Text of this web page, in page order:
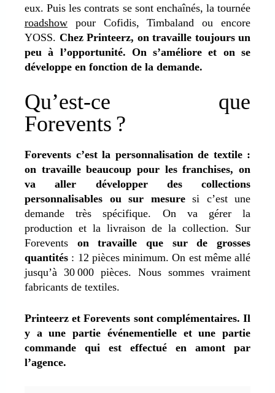
eux. Puis les contrats se sont enchaînés, la tournée
roadshow pour Cofidis, Timbaland ou encore
YOSS. Chez Printeerz, on travaille toujours un
peu à l’opportunité. On s’améliore et on se
développe en fonction de la demande.
Qu’est-ce que
Forevents ?
Forevents c’est la personnalisation de textile :
on travaille beaucoup pour les franchises, on
va aller développer des collections
personnalisables ou sur mesuresi c’est une
demande très spécifique. On va gérer la
production et la livraison de la collection. Sur
Forevents on travaille que sur de grosses
quantités : 12 pièces minimum. On est même allé
jusqu’à 30 000 pièces. Nous sommes vraiment
fabricants de textiles.
Printeerz et Forevents sont complémentaires. Il
y a une partie événementielle et une partie
commande qui est effectué en amont par
l’agence.